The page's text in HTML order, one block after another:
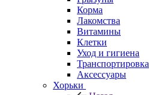
Корма
Лакомства
Витамины
Клетки
Уход и гигиена
Транспортировка
Аксессуары
Хорьки